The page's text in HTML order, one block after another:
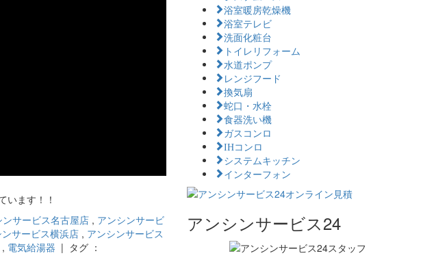
ます！！
ンサービス名古屋店 , アンシンサービ
サービス横浜店 , アンシンサービス
, 電気給湯器 | タグ ：
浴室暖房乾燥機
浴室テレビ
洗面化粧台
トイレリフォーム
水道ポンプ
レンジフード
換気扇
蛇口・水栓
食器洗い機
ガスコンロ
IHコンロ
システムキッチン
インターフォン
アンシンサービス24